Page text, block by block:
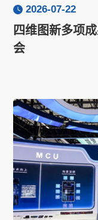
2026-07-22
四维图新多项
会